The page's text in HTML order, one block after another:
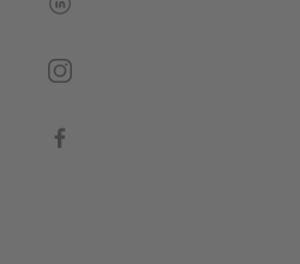
instagram
facebook